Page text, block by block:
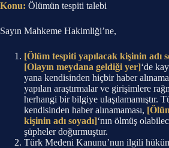
Konu: Ölümün tespiti talebi
Sayın Mahkeme Hakimliği’ne,
[Ölüm tespiti yapılacak kişinin adı
[Olayın meydana geldiği yer]‘de
yana kendisinden hiçbir haber
yapılan araştırmalar ve girişimlere
herhangi bir bilgiye ulaşılamamıştır.
kendisinden haber alınamaması,
kişinin adı soyadı]‘nın ölmüş
şüpheler doğurmuştur.
Türk Medeni Kanunu’nun ilgili